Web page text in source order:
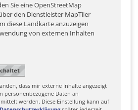
Sie eine OpenStreetMap
den Dienstleister MapTiler
diese Landkarte anzuzeigen
von externen Inhalten
dass mir externe Inhalte angezeigt
personenbezogene Daten an
werden. Diese Einstellung kann auf